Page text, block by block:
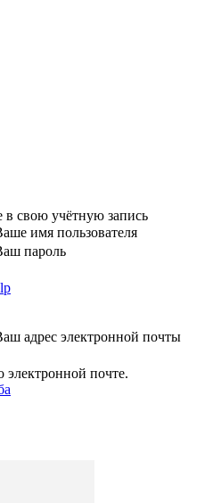
свою учётную запись
имя пользователя
пароль
адрес электронной почты
почте.